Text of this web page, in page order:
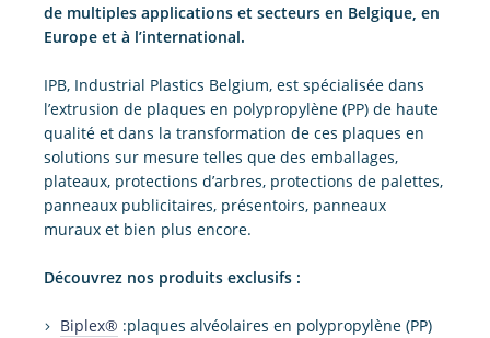
de multiples applications et secteurs en Belgique, en
Europe et à l’international.
IPB, Industrial Plastics Belgium, est spécialisée dans
l’extrusion de plaques en polypropylène (PP) de haute
qualité et dans la transformation de ces plaques en
solutions sur mesure telles que des emballages,
plateaux, protections d’arbres, protections de palettes,
panneaux publicitaires, présentoirs, panneaux
muraux et bien plus encore.
Découvrez nos produits exclusifs :
Biplex® :plaques alvéolaires en polypropylène (PP)